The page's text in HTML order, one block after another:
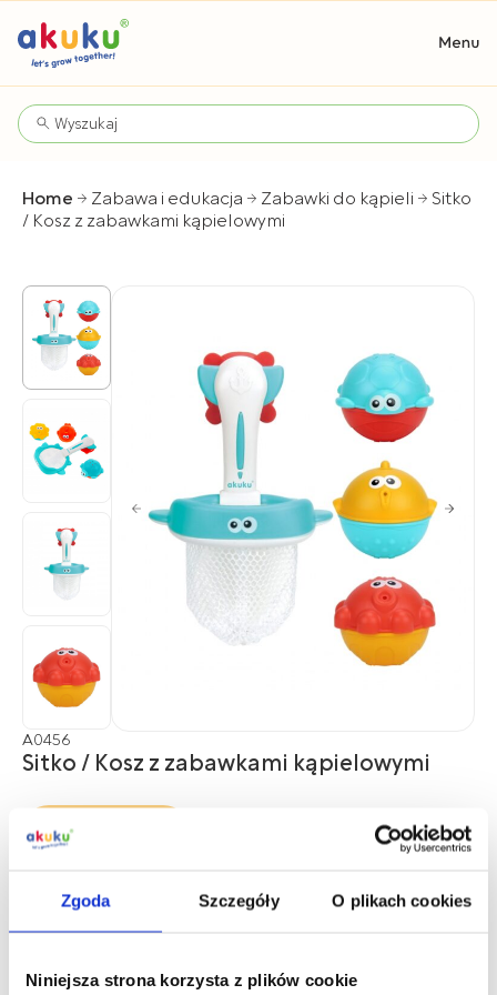
Zgoda Szczegóły O plikach cookies
Niniejsza strona korzysta z plików cookie
Home Zabawa i edukacja Zabawki do kąpieli
Sitko
/ Kosz z zabawkami kąpielowymi
A0456
Sitko / Kosz z zabawkami kąpielowymi
Gdzie kupić?
Współpraca B2B